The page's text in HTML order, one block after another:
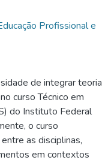
Profissional e
de integrar teoria
curso Técnico em
do Instituto Federal
o curso
as disciplinas,
em contextos